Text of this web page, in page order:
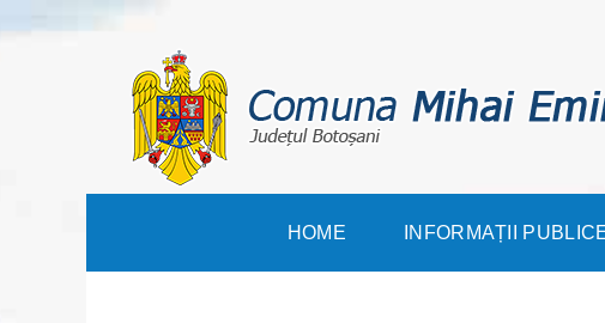
HOME INFORMAȚII